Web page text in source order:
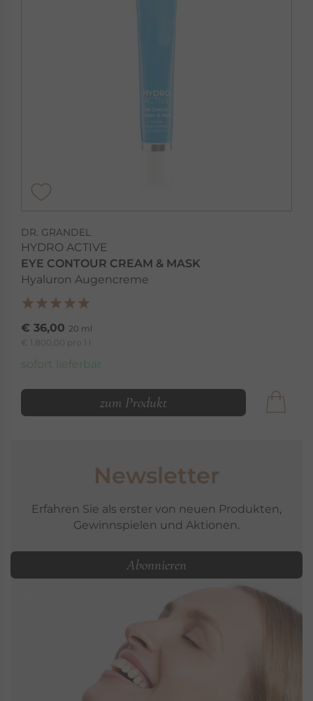
DR. GRANDEL
HYDRO ACTIVE
EYE CONTOUR CREAM & MASK
Hyaluron Augencreme
€ 36,00 20 ml
€ 1.800,00 pro 1 l
sofort lieferbar
zum Produkt
Newsletter
Erfahren Sie als erster von neuen Produkten,
Gewinnspielen und Aktionen.
Abonnieren